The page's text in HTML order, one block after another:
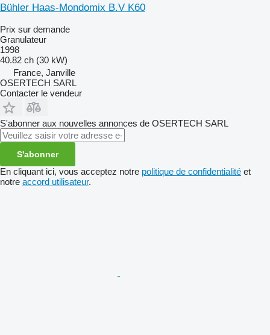
Bühler Haas-Mondomix B.V K60
Prix sur demande
Granulateur
1998
40.82 ch (30 kW)
France, Janville
OSERTECH SARL
Contacter le vendeur
S'abonner aux nouvelles annonces de OSERTECH SARL
S'abonner
En cliquant ici, vous acceptez notre politique de confidentialité et
notre accord utilisateur.